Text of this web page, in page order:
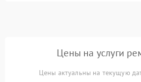
Цены на услуги
Цены актуальны на текущую